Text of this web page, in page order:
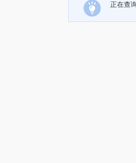
正在查